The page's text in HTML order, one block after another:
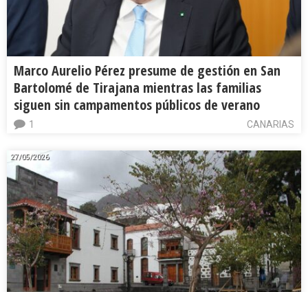
Marco Aurelio Pérez presume de gestión en San
Bartolomé de Tirajana mientras las familias
siguen sin campamentos públicos de verano
CANARIAS
1
27/05/2026